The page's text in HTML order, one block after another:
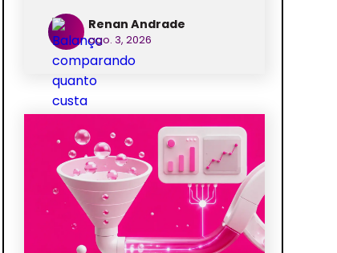
Renan Andrade
ago. 3, 2026